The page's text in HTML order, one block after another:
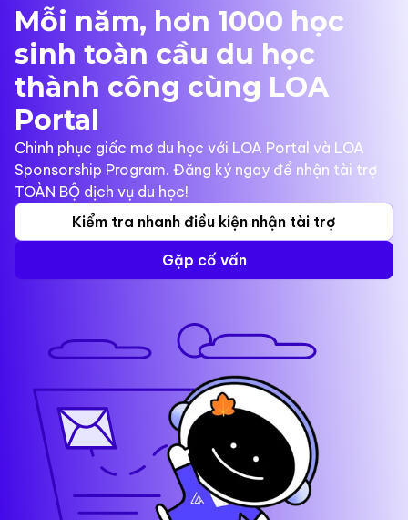
Mỗi năm, hơn 1000 học
sinh toàn cầu du học
thành công cùng LOA
Portal
Chinh phục giấc mơ du học với LOA Portal và LOA
Sponsorship Program. Đăng ký ngay để nhận tài trợ
TOÀN BỘ dịch vụ du học!
Kiểm tra nhanh điều kiện nhận tài trợ
Gặp cố vấn